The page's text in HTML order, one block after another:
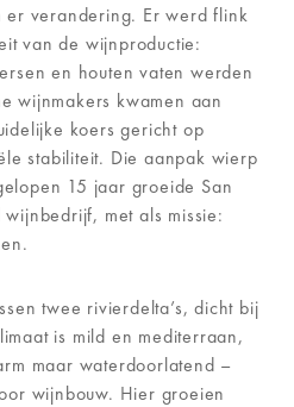
er verandering. Er werd flink
van de wijnproductie:
en houten vaten werden
wijnmakers kwamen aan
koers gericht op
stabiliteit. Die aanpak wierp
15 jaar groeide San
met als missie:
twee rivierdelta’s, dicht bij
is mild en mediterraan,
maar waterdoorlatend –
wijnbouw. Hier groeien